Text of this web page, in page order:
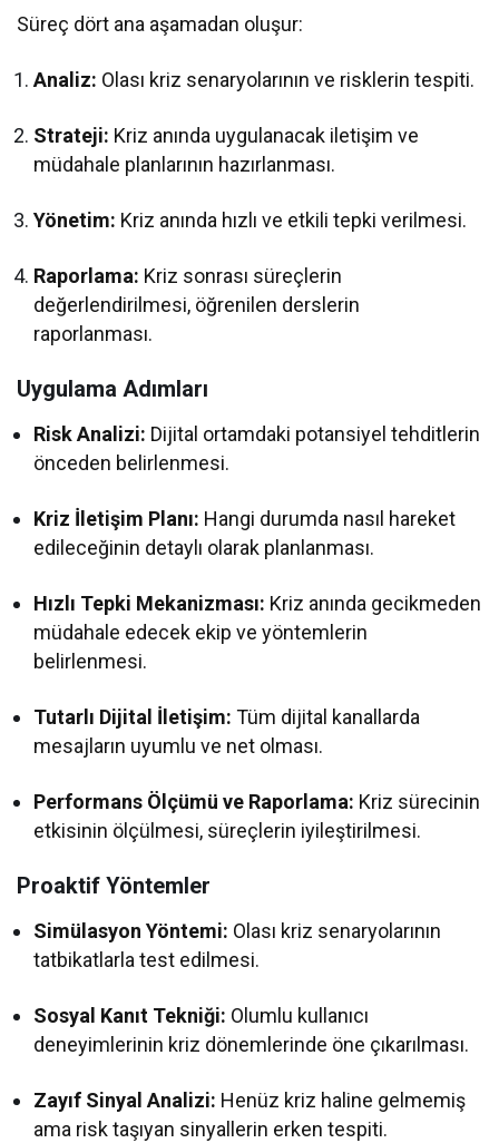
Süreç dört ana aşamadan oluşur:
Analiz: Olası kriz senaryolarının ve risklerin tespiti.
Strateji: Kriz anında uygulanacak iletişim ve
müdahale planlarının hazırlanması.
Yönetim: Kriz anında hızlı ve etkili tepki verilmesi.
Raporlama: Kriz sonrası süreçlerin
değerlendirilmesi, öğrenilen derslerin
raporlanması.
Uygulama Adımları
Risk Analizi: Dijital ortamdaki potansiyel tehditlerin
önceden belirlenmesi.
Kriz İletişim Planı: Hangi durumda nasıl hareket
edileceğinin detaylı olarak planlanması.
Hızlı Tepki Mekanizması: Kriz anında gecikmeden
müdahale edecek ekip ve yöntemlerin
belirlenmesi.
Tutarlı Dijital İletişim: Tüm dijital kanallarda
mesajların uyumlu ve net olması.
Performans Ölçümü ve Raporlama: Kriz sürecinin
etkisinin ölçülmesi, süreçlerin iyileştirilmesi.
Proaktif Yöntemler
Simülasyon Yöntemi: Olası kriz senaryolarının
tatbikatlarla test edilmesi.
Sosyal Kanıt Tekniği: Olumlu kullanıcı
deneyimlerinin kriz dönemlerinde öne çıkarılması.
Zayıf Sinyal Analizi: Henüz kriz haline gelmemiş
ama risk taşıyan sinyallerin erken tespiti.